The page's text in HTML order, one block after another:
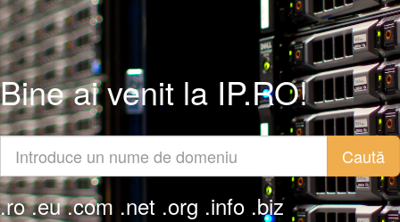
Bine ai venit la IP.RO!
Caută
.ro .eu .com .net .org .info .biz